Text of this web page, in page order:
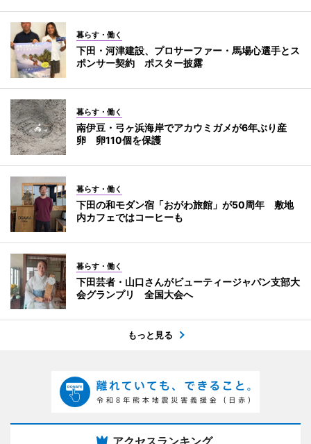
暮らす・働く
下田・河津建設、プロサーファー・馬場心選手とス
ポンサー契約 ポスター披露
暮らす・働く
南伊豆・弓ヶ浜海岸でアカウミガメが6年ぶり産
卵 卵110個を保護
暮らす・働く
下田の和モダン宿「おがわ旅館」が50周年 敷地
内カフェではコーヒーも
暮らす・働く
下田芸者・山口さんがビューティージャパン支部大
会グランプリ 全国大会へ
もっと見る
アクセスランキング